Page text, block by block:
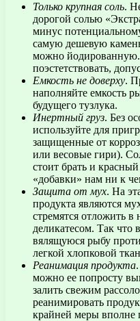
Только крупная соль.
дорогой солью
минус
самую дешевую
можно йодированную.
поэстетствовать,
Емкость не доверху.
наполняйте емкость
будущего тузлука.
Инертный груз. Без
используйте для
защищенные от
или весовые гири).
стоит брать и
«добавки» нам ни к
Защита от мух. На
продукта являются
стремятся отложить в
деликатесом. Так что
вялящуюся рыбу
легкой хлопковой
Реанимация продукта
можно ее попросту
залить свежим
реанимировать
крайней меры вполне